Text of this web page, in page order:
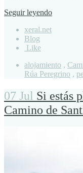
Seguir leyendo
xeral.net
Blog
Like
alojamiento ,
Rúa Peregrino ,
07 Jul Si estás
Camino de